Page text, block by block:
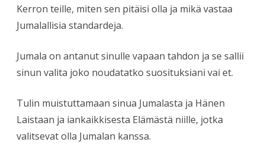
Kerron teille, miten sen pitäisi olla ja mikä vastaa
Jumalallisia standardeja.
Jumala on antanut sinulle vapaan tahdon ja se sallii
sinun valita joko noudatatko suosituksiani vai et.
Tulin muistuttamaan sinua Jumalasta ja Hänen
Laistaan ja iankaikkisesta Elämästä niille, jotka
valitsevat olla Jumalan kanssa.